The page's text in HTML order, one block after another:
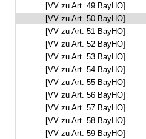
[VV zu Art. 49 BayHO]
[VV zu Art. 50 BayHO]
[VV zu Art. 51 BayHO]
[VV zu Art. 52 BayHO]
[VV zu Art. 53 BayHO]
[VV zu Art. 54 BayHO]
[VV zu Art. 55 BayHO]
[VV zu Art. 56 BayHO]
[VV zu Art. 57 BayHO]
[VV zu Art. 58 BayHO]
[VV zu Art. 59 BayHO]